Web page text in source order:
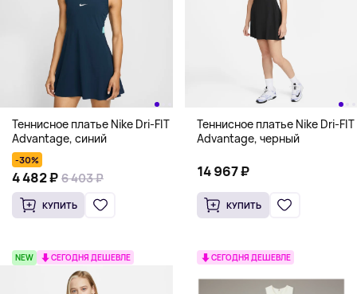
Теннисное платье Nike Dri-FIT
Advantage, синий
-30%
4 482 ₽ 6 403 ₽
КУПИТЬ
Теннисное платье Nike Dri-FIT
Advantage, черный
14 967 ₽
КУПИТЬ
NEW СЕГОДНЯ ДЕШЕВЛЕ СЕГОДНЯ ДЕШЕВЛЕ